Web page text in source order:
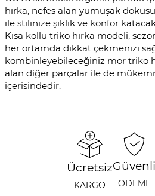
hırka, nefes alan yumuşak
ile stilinize şıklık ve konfor
Kısa kollu triko hırka modeli,
her ortamda dikkat çekmenizi
kombinleyebileceğiniz mor triko
alan diğer parçalar ile de
içerisindedir.
Ücretsiz
KARGO
Güvenli
ÖDEME